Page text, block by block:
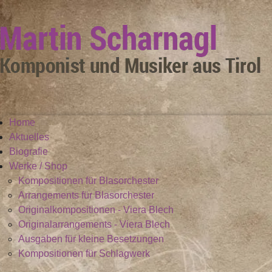
Home
Aktuelles
Biografie
Werke / Shop
Kompositionen für Blasorchester
Arrangements für Blasorchester
Originalkompositionen - Viera Blech
Originalarrangements - Viera Blech
Ausgaben für kleine Besetzungen
Kompositionen für Schlagwerk